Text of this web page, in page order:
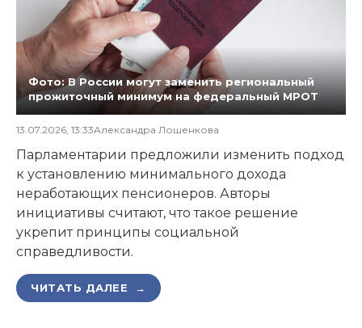
Фото: В России могут заменить региональный
прожиточный минимум на федеральный МРОТ
13.07.2026, 13:33Александра Лошенкова
Парламентарии предложили изменить подход
к установлению минимального дохода
неработающих пенсионеров. Авторы
инициативы считают, что такое решение
укрепит принципы социальной
справедливости.
ЧИТАТЬ ДАЛЕЕ →